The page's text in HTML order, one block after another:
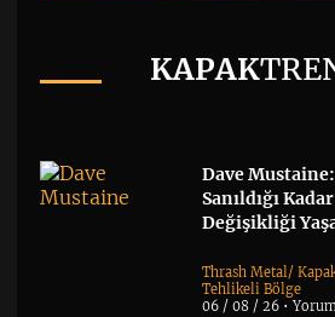
KAPAK
Dave
Sanıldığı
Değişikliği
Thrash Metal/
Tehlikeli Bölge
06 / 08 / 26 •